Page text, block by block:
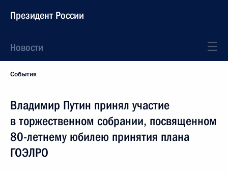
Президент России
Новости
События
Владимир Путин принял участие
в торжественном собрании, посвященном
80-летнему юбилею принятия плана
ГОЭЛРО